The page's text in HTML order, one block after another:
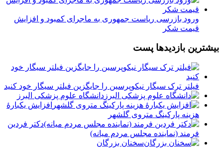
ورود بازرسی ریاست جمهوری به ماجرای کمبود و افزایش
قیمت شکر
بیشترین بازدیدها پست
فیلتر ترک سیگار نیکوپرسین را جایگزین فیلتر سیگار خود کنید
دانشگاه علوم پزشکی البرز
افزایش یکبارۀ
هزینه پارکینگ متروی گلشهر
دكتر فردين
فرمند (نماينده مجلس مردم میانه)
سخنان بزرگان